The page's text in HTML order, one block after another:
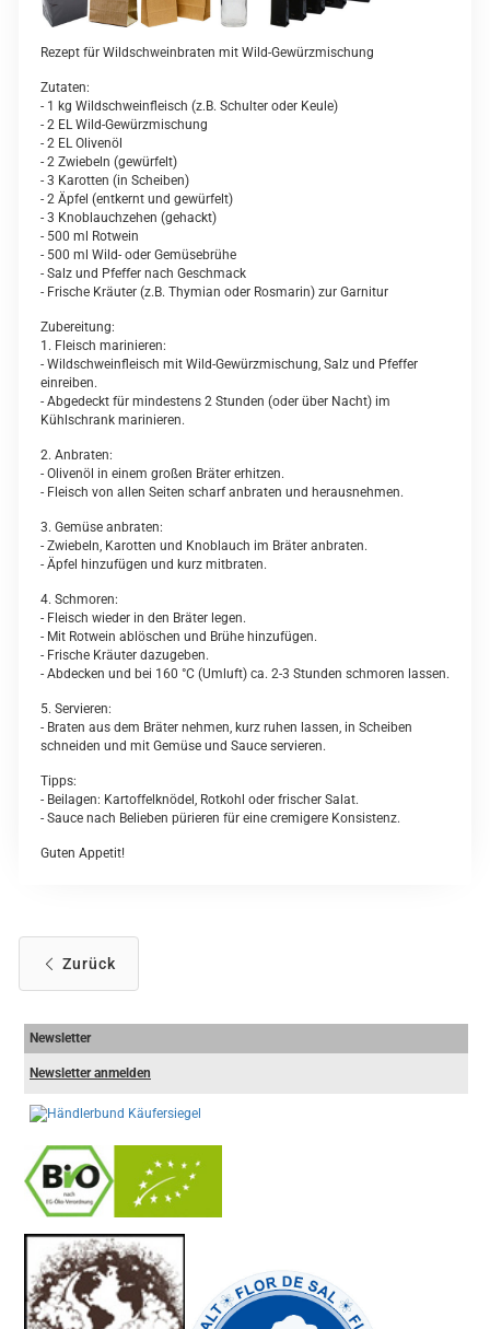
Rezept für Wildschweinbraten mit Wild-Gewürzmischung
Zutaten:
- 1 kg Wildschweinfleisch (z.B. Schulter oder Keule)
- 2 EL Wild-Gewürzmischung
- 2 EL Olivenöl
- 2 Zwiebeln (gewürfelt)
- 3 Karotten (in Scheiben)
- 2 Äpfel (entkernt und gewürfelt)
- 3 Knoblauchzehen (gehackt)
- 500 ml Rotwein
- 500 ml Wild- oder Gemüsebrühe
- Salz und Pfeffer nach Geschmack
- Frische Kräuter (z.B. Thymian oder Rosmarin) zur Garnitur
Zubereitung:
1. Fleisch marinieren:
- Wildschweinfleisch mit Wild-Gewürzmischung, Salz und Pfeffer
einreiben.
- Abgedeckt für mindestens 2 Stunden (oder über Nacht) im
Kühlschrank marinieren.
2. Anbraten:
- Olivenöl in einem großen Bräter erhitzen.
- Fleisch von allen Seiten scharf anbraten und herausnehmen.
3. Gemüse anbraten:
- Zwiebeln, Karotten und Knoblauch im Bräter anbraten.
- Äpfel hinzufügen und kurz mitbraten.
4. Schmoren:
- Fleisch wieder in den Bräter legen.
- Mit Rotwein ablöschen und Brühe hinzufügen.
- Frische Kräuter dazugeben.
- Abdecken und bei 160 °C (Umluft) ca. 2-3 Stunden schmoren lassen.
5. Servieren:
- Braten aus dem Bräter nehmen, kurz ruhen lassen, in Scheiben
schneiden und mit Gemüse und Sauce servieren.
Tipps:
- Beilagen: Kartoffelknödel, Rotkohl oder frischer Salat.
- Sauce nach Belieben pürieren für eine cremigere Konsistenz.
Guten Appetit!
Zurück
Newsletter
Newsletter anmelden